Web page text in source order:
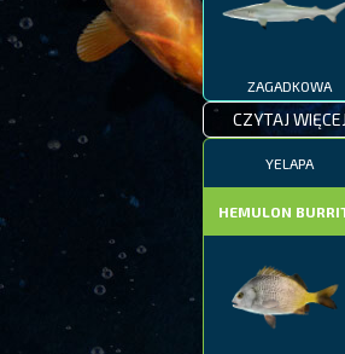
ZAGADKOWA
CZYTAJ
YELAPA
HEMULON